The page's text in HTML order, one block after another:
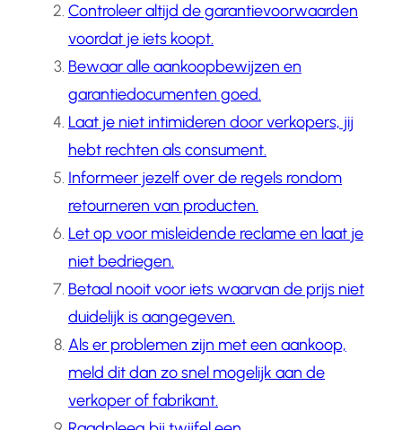
Controleer altijd de garantievoorwaarden
voordat je iets koopt.
Bewaar alle aankoopbewijzen en
garantiedocumenten goed.
Laat je niet intimideren door verkopers, jij
hebt rechten als consument.
Informeer jezelf over de regels rondom
retourneren van producten.
Let op voor misleidende reclame en laat je
niet bedriegen.
Betaal nooit voor iets waarvan de prijs niet
duidelijk is aangegeven.
Als er problemen zijn met een aankoop,
meld dit dan zo snel mogelijk aan de
verkoper of fabrikant.